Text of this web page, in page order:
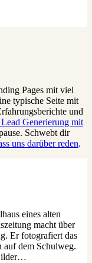
Pages mit viel
typische Seite mit
und
Generierung mit
Schwebt dir
uns darüber reden.
eines alten
macht über
Er fotografiert das
auf dem Schulweg.